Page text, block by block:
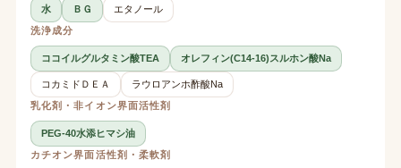
水 ＢＧ
エタノール
洗浄成分
ココイルグルタミン酸TEA オレフィン(C14-16)スルホン酸Na
コカミドＤＥＡ
ラウロアンホ酢酸Na
乳化剤・非イオン界面活性剤
PEG-40水添ヒマシ油
カチオン界面活性剤・柔軟剤